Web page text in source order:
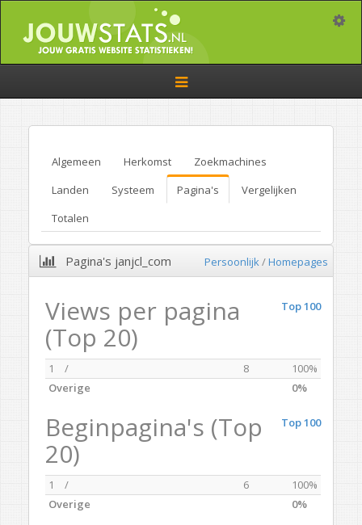
Toggle
navigation
Algemeen Herkomst
Zoekmachines
Landen
Systeem Pagina's
Vergelijken
Totalen
Pagina's janjcl_com Persoonlijk /Homepages
Top 100
Views per pagina
(Top 20)
1 / 8
100%
Overige
0%
Top 100
Beginpagina's (Top
20)
1 / 6
100%
Overige
0%